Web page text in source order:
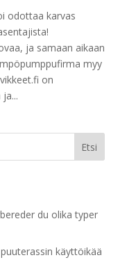
odottaa karvas
ja samaan aikaan
myy
on
Etsi
du olika typer
käyttöikää